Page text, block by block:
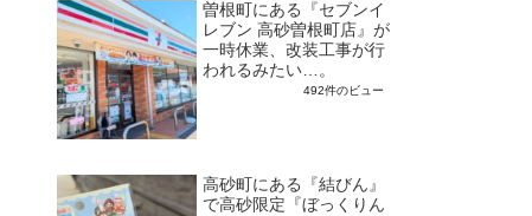
曽根町にある『セブンイ
レブン 高砂曽根町店』が
一時休業、改装工事が行
われるみたい…。
492件のビュー
高砂町にある『結びん』
で高砂限定『ぼっくりん